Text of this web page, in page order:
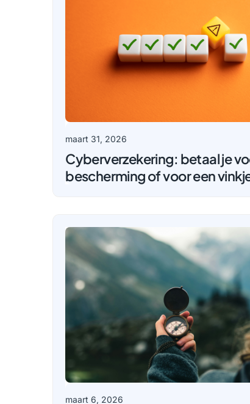
maart 31, 2026
Cyberverzekering: betaal je
bescherming of voor een
maart 6, 2026